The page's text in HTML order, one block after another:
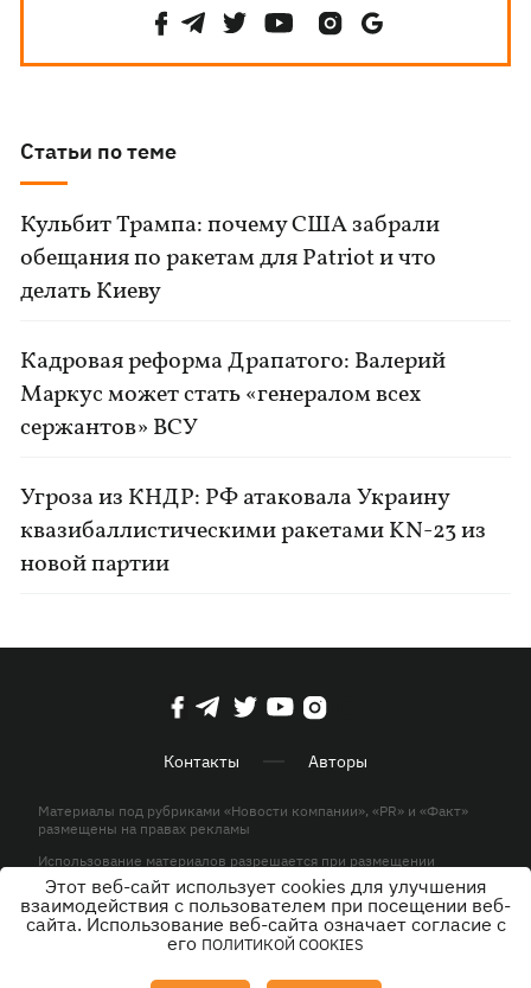
Статьи по теме
Кульбит Трампа: почему США забрали
обещания по ракетам для Patriot и что
делать Киеву
Кадровая реформа Драпатого: Валерий
Маркус может стать «генералом всех
сержантов» ВСУ
Угроза из КНДР: РФ атаковала Украину
квазибаллистическими ракетами KN-23 из
новой партии
Контакты Авторы
Материалы под рубриками «Новости компании», «PR» и «Факт»
размещены на правах рекламы
Использование материалов разрешается при размещении
активной гиперссылки на KP.UA в первом абзаце.
© ООО «ЮЛАВ МЕДИА»,2026. Все права защищены.
Этот веб-сайт использует cookies для улучшения
взаимодействия с пользователем при посещении веб-
сайта. Использование веб-сайта означает согласие с
его ПОЛИТИКОЙ COOKIES